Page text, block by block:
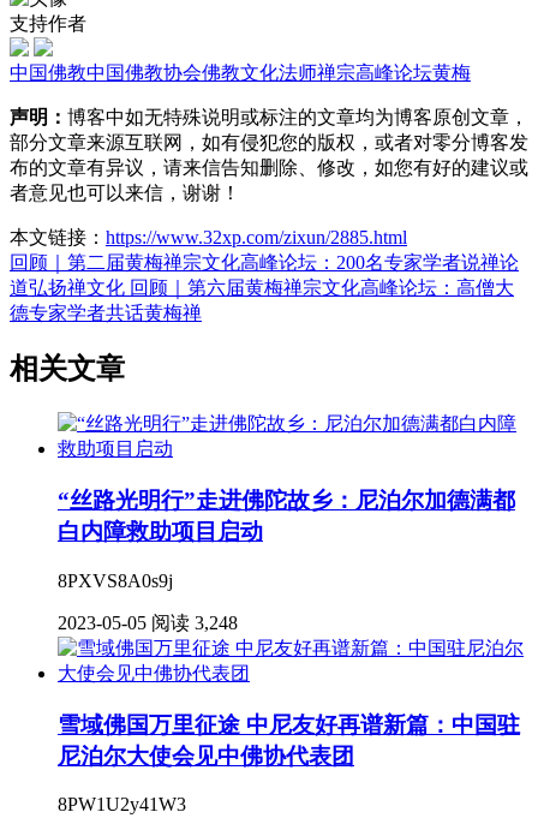
支持作者
中国佛教中国佛教协会佛教文化法师禅宗高峰论坛黄梅
声明： 博客中如无特殊说明或标注的文章均为博客原创文章，
部分文章来源互联网，如有侵犯您的版权，或者对零分博客发
布的文章有异议，请来信告知删除、修改，如您有好的建议或
者意见也可以来信，谢谢！
本文链接： https://www.32xp.com/zixun/2885.html
回顾｜第二届黄梅禅宗文化高峰论坛：200名专家学者说禅论
道弘扬禅文化 回顾｜第六届黄梅禅宗文化高峰论坛：高僧大
德专家学者共话黄梅禅
相关文章
“丝路光明行”走进佛陀故乡：尼泊尔加德满都
白内障救助项目启动
8PXVS8A0s9j
2023-05-05 阅读 3,248
雪域佛国万里征途 中尼友好再谱新篇：中国驻
尼泊尔大使会见中佛协代表团
8PW1U2y41W3